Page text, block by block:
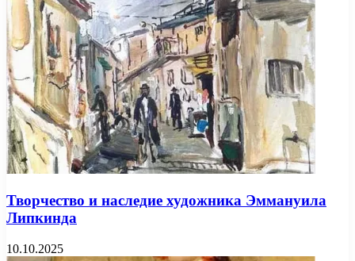
Творчество и наследие художника Эммануила
Липкинда
10.10.2025